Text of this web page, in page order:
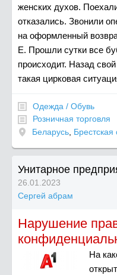
женских духов.
отказались. Звонили
на оформленный
Е. Прошли сутки все
происходит. Назад
такая цирковая
Одежда / Обувь
Розничная торговля
Беларусь Брестская
Унитарное
26.01.2023
Сергей абрам
Нарушение
На